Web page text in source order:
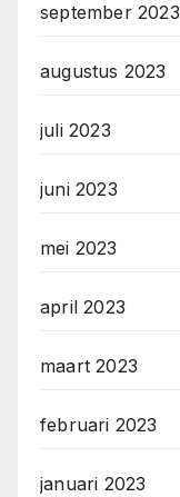
september 2023
augustus 2023
juli 2023
juni 2023
mei 2023
april 2023
maart 2023
februari 2023
januari 2023